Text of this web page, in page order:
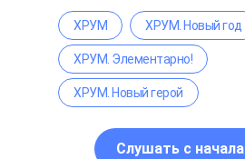
ХРУМ ХРУМ. Новый год
ХРУМ. Элементарно!
ХРУМ. Новый герой
Слушать с начала